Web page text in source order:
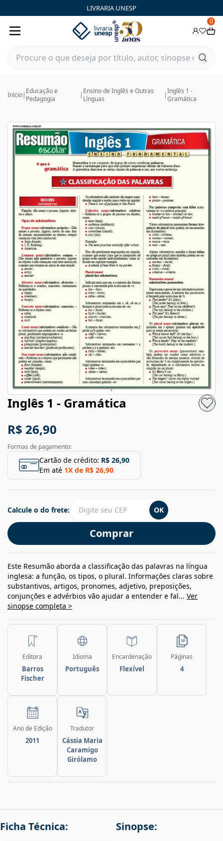
LIVRARIA UNESP
0
Início| Educação e
Pedagogia
| Ensino de Inglês e Outras
Línguas
|Inglês 1 -
Gramática
Inglês 1 - Gramática
R$ 26,90
Formas de pagamento:
Cartão de crédito: R$ 26,90
Em até 1X de R$ 26,90
Comprar
Calcule o do frete: OK
Este Resumão aborda a classificação das palavras na língua
inglesa: a função, os tipos, o plural. Informações claras sobre
substantivos, artigos, pronomes, adjetivo, preposições,
conjunções e advérbios vão ajudar a entender e fal... Ver
sinopse completa >
Editora
Barros
Fischer
Idioma
Português
Encardenação
Flexível
Páginas
4
Ano de Edição
2011
Tradutor
Cássia Maria
Caramigo
Girólamo
Ficha Técnica: Sinopse: